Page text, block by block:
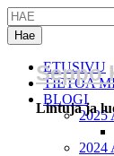
ETUSIVU
TIETOA
BLOGI
2025
Seppo
Lintuja ja